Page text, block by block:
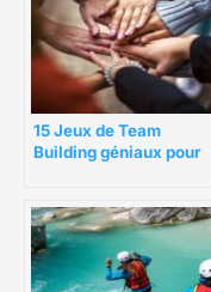
15 Jeux de Team
Building géniaux pour